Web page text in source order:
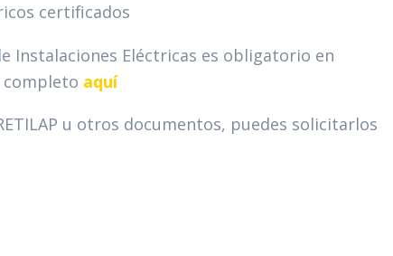
certificados
Instalaciones Eléctricas es obligatorio en
completo aquí
u otros documentos, puedes solicitarlos